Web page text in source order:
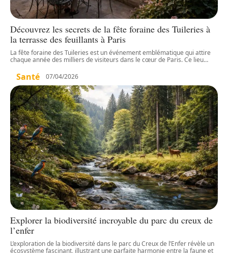
Découvrez les secrets de la fête foraine des Tuileries à
la terrasse des feuillants à Paris
La fête foraine des Tuileries est un événement emblématique qui attire
chaque année des milliers de visiteurs dans le cœur de Paris. Ce lieu…
Santé 07/04/2026
Explorer la biodiversité incroyable du parc du creux de
l’enfer
L’exploration de la biodiversité dans le parc du Creux de l’Enfer révèle un
écosystème fascinant, illustrant une parfaite harmonie entre la faune et